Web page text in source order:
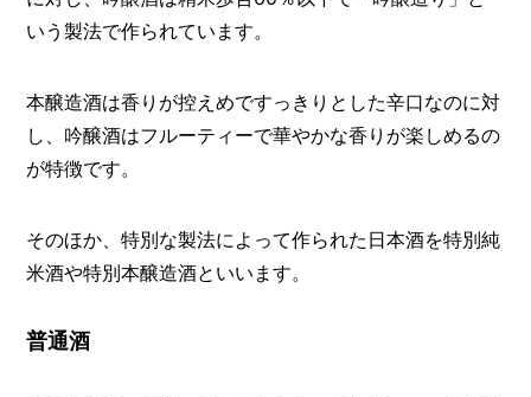
いう製法で作られています。
本醸造酒は香りが控えめですっきりとした辛口なのに対
し、吟醸酒はフルーティーで華やかな香りが楽しめるの
が特徴です。
そのほか、特別な製法によって作られた日本酒を特別純
米酒や特別本醸造酒といいます。
普通酒